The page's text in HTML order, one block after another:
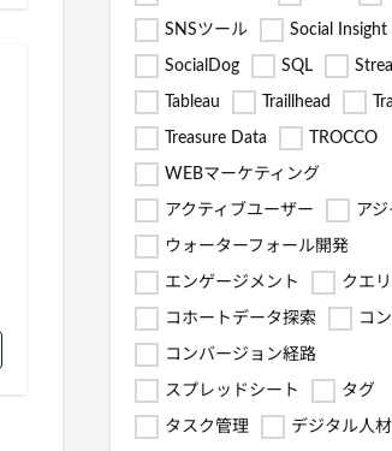
SNSツール Social Insight
SocialDog SQL
Tableau Traillhead
Treasure Data TROCCO
WEBマーケティング
アクティブユーザー ア
ウォーターフォール開発
エンゲージメント クエリ
コホートデータ探索 コ
コンバージョン経路
スプレッドシート タグ
タスク管理 デジタル人材